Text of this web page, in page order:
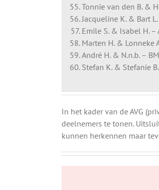
Tonnie van den B. &
Jacqueline K. & Bart
Emile S. & Isabel H. –
Marten H. & Lonneke
André H. & N.n.b. –
Stefan K. & Stefanie
In het kader van de AVG
deelnemers te tonen.
kunnen herkennen maar